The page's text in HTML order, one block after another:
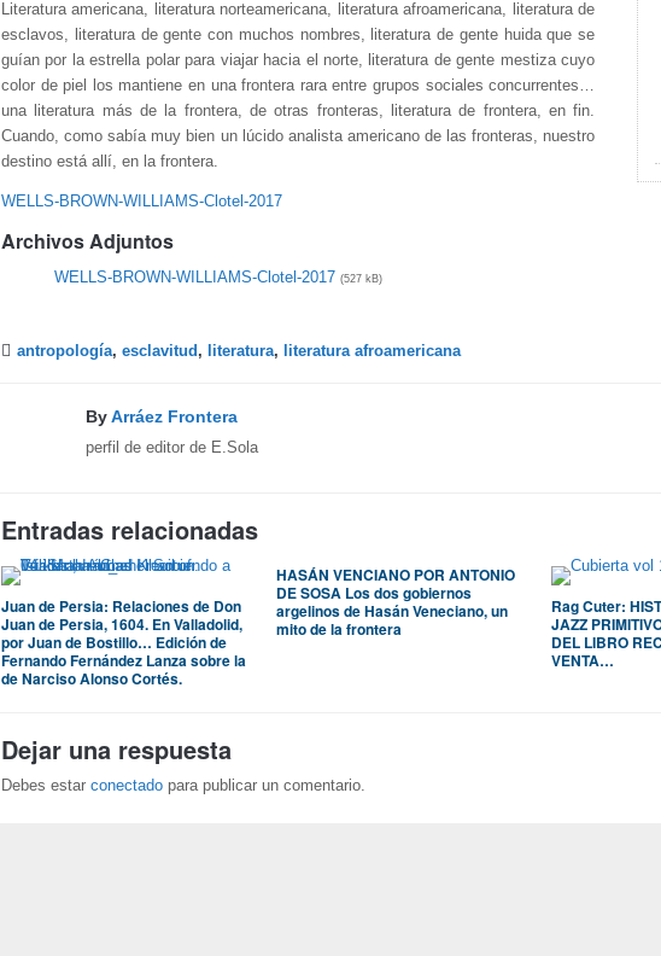
Literatura americana, literatura norteamericana, literatura afroamericana, literatura de
esclavos, literatura de gente con muchos nombres, literatura de gente huida que se
guían por la estrella polar para viajar hacia el norte, literatura de gente mestiza cuyo
color de piel los mantiene en una frontera rara entre grupos sociales concurrentes…
una literatura más de la frontera, de otras fronteras, literatura de frontera, en fin.
Cuando, como sabía muy bien un lúcido analista americano de las fronteras, nuestro
destino está allí, en la frontera.
WELLS-BROWN-WILLIAMS-Clotel-2017
Archivos Adjuntos
WELLS-BROWN-WILLIAMS-Clotel-2017 (527 kB)
antropología, esclavitud , literatura, literatura afroamericana
ByArráez Frontera
perfil de editor de E.Sola
Entradas relacionadas
Juan de Persia: Relaciones de Don
Juan de Persia, 1604. En Valladolid,
por Juan de Bostillo… Edición de
Fernando Fernández Lanza sobre la
de Narciso Alonso Cortés.
HASÁN VENCIANO POR ANTONIO
DE SOSA Los dos gobiernos
argelinos de Hasán Veneciano, un
mito de la frontera
Rag Cuter:
JAZZ
DEL LIBRO
VENTA…
Dejar una respuesta
Debes estar conectado para publicar un comentario.